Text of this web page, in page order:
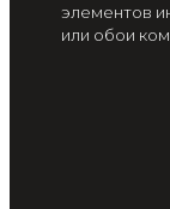
элементов
или обои